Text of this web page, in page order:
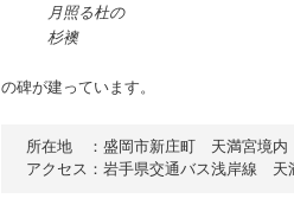
月照る杜の
杉襖
の碑が建っています。
所在地　：盛岡市新庄町　天満宮境内
アクセス：岩手県交通バス浅岸線　天